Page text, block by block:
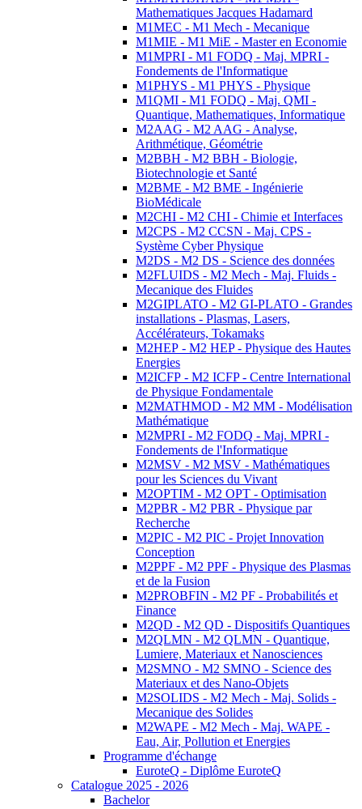
Mathematiques Jacques Hadamard
M1MEC - M1 Mech - Mecanique
M1MIE - M1 MiE - Master en Economie
M1MPRI - M1 FODQ - Maj. MPRI -
Fondements de l'Informatique
M1PHYS - M1 PHYS - Physique
M1QMI - M1 FODQ - Maj. QMI -
Quantique, Mathematiques, Informatique
M2AAG - M2 AAG - Analyse,
Arithmétique, Géométrie
M2BBH - M2 BBH - Biologie,
Biotechnologie et Santé
M2BME - M2 BME - Ingénierie
BioMédicale
M2CHI - M2 CHI - Chimie et Interfaces
M2CPS - M2 CCSN - Maj. CPS -
Système Cyber Physique
M2DS - M2 DS - Science des données
M2FLUIDS - M2 Mech - Maj. Fluids -
Mecanique des Fluides
M2GIPLATO - M2 GI-PLATO - Grandes
installations - Plasmas, Lasers,
Accélérateurs, Tokamaks
M2HEP - M2 HEP - Physique des Hautes
Energies
M2ICFP - M2 ICFP - Centre International
de Physique Fondamentale
M2MATHMOD - M2 MM - Modélisation
Mathématique
M2MPRI - M2 FODQ - Maj. MPRI -
Fondements de l'Informatique
M2MSV - M2 MSV - Mathématiques
pour les Sciences du Vivant
M2OPTIM - M2 OPT - Optimisation
M2PBR - M2 PBR - Physique par
Recherche
M2PIC - M2 PIC - Projet Innovation
Conception
M2PPF - M2 PPF - Physique des Plasmas
et de la Fusion
M2PROBFIN - M2 PF - Probabilités et
Finance
M2QD - M2 QD - Dispositifs Quantiques
M2QLMN - M2 QLMN - Quantique,
Lumiere, Materiaux et Nanosciences
M2SMNO - M2 SMNO - Science des
Materiaux et des Nano-Objets
M2SOLIDS - M2 Mech - Maj. Solids -
Mecanique des Solides
M2WAPE - M2 Mech - Maj. WAPE -
Eau, Air, Pollution et Energies
Programme d'échange
EuroteQ - Diplôme EuroteQ
Catalogue 2025 - 2026
Bachelor